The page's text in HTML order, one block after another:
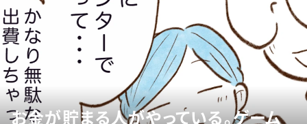
お金が貯まる人がやっている。ゲーム